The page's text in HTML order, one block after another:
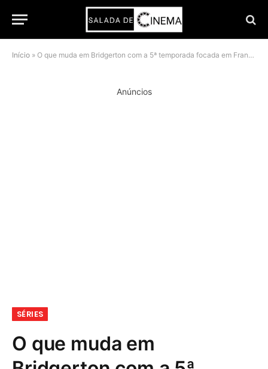
Início » O que muda em Bridgerton com a 5ª temporada focada em Francesca e Michaela
Anúncios
SÉRIES
O que muda em